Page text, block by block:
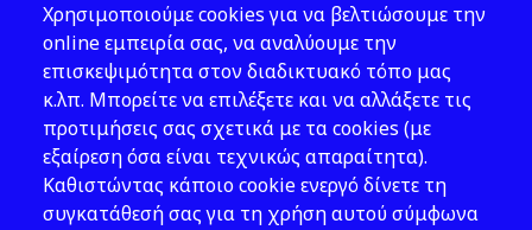
Νομοθεσία
Εκδόσεις
Νέα - Εκδηλώσεις
Ακολουθήστε μας
Χρησιμοποιούμε cookies για να βελτιώσουμε την
online εμπειρία σας, να αναλύουμε την
επισκεψιμότητα στον διαδικτυακό τόπο μας
κ.λπ. Μπορείτε να επιλέξετε και να αλλάξετε τις
προτιμήσεις σας σχετικά με τα cookies (με
εξαίρεση όσα είναι τεχνικώς απαραίτητα).
Καθιστώντας κάποιο cookie ενεργό δίνετε τη
συγκατάθεσή σας για τη χρήση αυτού σύμφωνα